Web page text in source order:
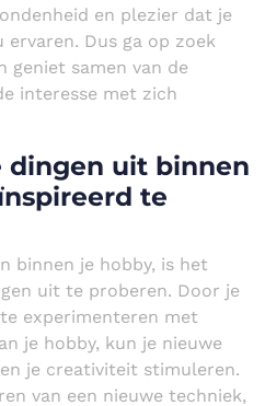
en plezier dat je
Dus ga op zoek
geniet samen van de
interesse met zich
dingen uit binnen
te
binnen je hobby, is het
uit te proberen. Door je
experimenteren met
je hobby, kun je nieuwe
je creativiteit stimuleren.
van een nieuwe techniek,